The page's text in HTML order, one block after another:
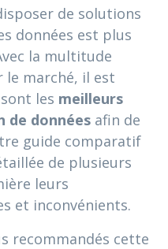
de solutions
données est plus
la multitude
le marché, il est
les meilleurs
de données afin de
guide comparatif
de plusieurs
leurs
et inconvénients.
recommandés cette